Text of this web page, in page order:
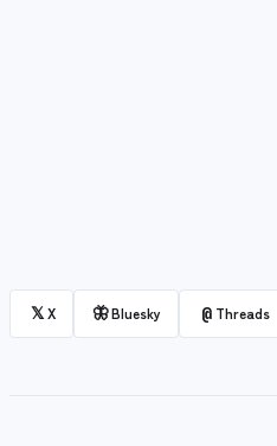
𝕏X 🦋Bluesky @ Threads